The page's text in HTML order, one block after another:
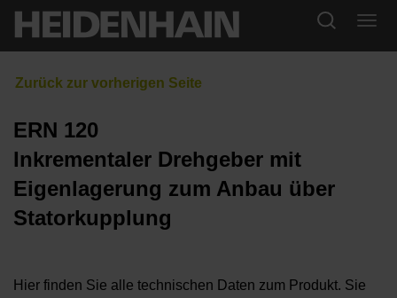
ERN 120
Inkrementaler Drehgeber mit
Eigenlagerung zum Anbau über
Statorkupplung
Hier finden Sie alle technischen Daten zum Produkt. Sie